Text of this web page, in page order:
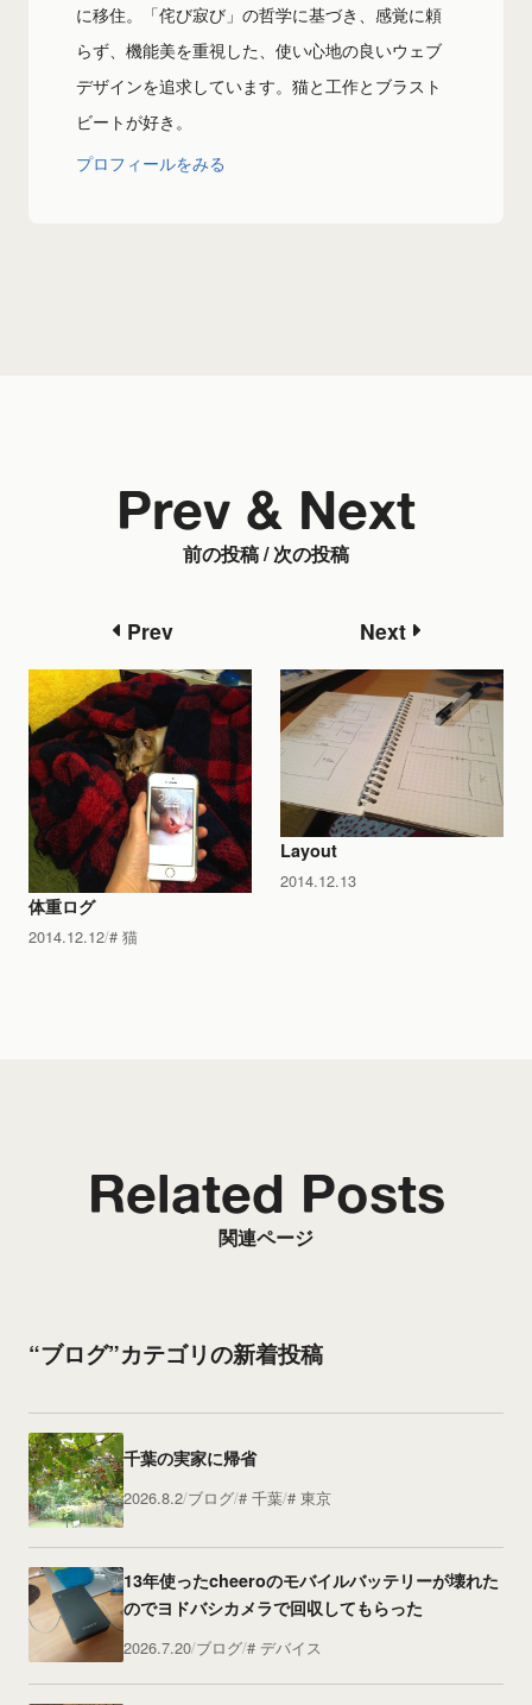
に移住。「侘び寂び」の哲学に基づき、感覚に頼
らず、機能美を重視した、使い心地の良いウェブ
デザインを追求しています。猫と工作とブラスト
ビートが好き。
プロフィールをみる
前の投稿 / 次の投稿
Prev & Next
Prev
体重ログ
2014.12.12 猫
Next
Layout
2014.12.13
関連ページ
Related Posts
“ブログ”カテゴリの新着投稿
千葉の実家に帰省
2026.8.2 ブログ 千葉 東京
13年使ったcheeroのモバイルバッテリーが壊れた
のでヨドバシカメラで回収してもらった
2026.7.20 ブログ デバイス